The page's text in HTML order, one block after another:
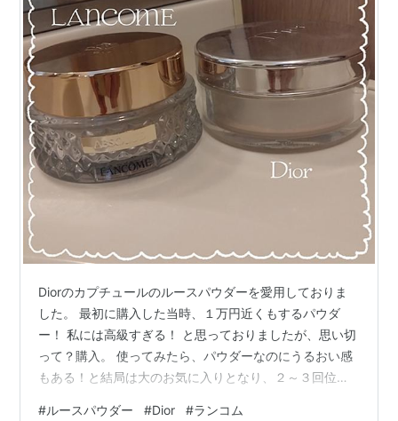
Diorのカプチュールのルースパウダーを愛用しておりま
した。 最初に購入した当時、１万円近くもするパウダ
ー！ 私には高級すぎる！ と思っておりましたが、思い切
って？購入。 使ってみたら、パウダーなのにうるおい感
もある！と結局は大のお気に入りとなり、２～３回位の
#ルースパウダー #Dior #ランコム